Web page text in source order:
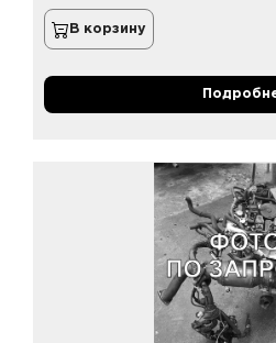
В корзину